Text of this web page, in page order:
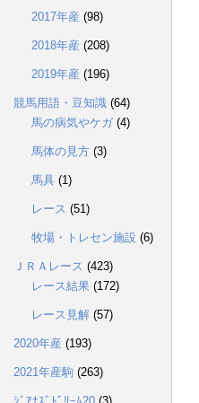
2017年産 (98)
2018年産 (208)
2019年産 (196)
競馬用語・豆知識 (64)
馬の病気やケガ (4)
馬体の見方 (3)
馬具 (1)
レース (51)
牧場・トレセン施設 (6)
ＪＲＡレース (423)
レース結果 (172)
レース見解 (57)
2020年産 (193)
2021年産駒 (263)